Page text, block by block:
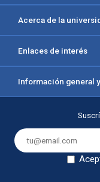
Acerca de la
Enlaces de interés
Información general